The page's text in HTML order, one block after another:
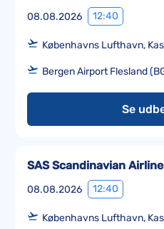
08.08.2026 12:40
Københavns Lufthavn,
Bergen Airport Flesland
Se
08.08.2026 12:40
SAS Scandinavian
Københavns Lufthavn,